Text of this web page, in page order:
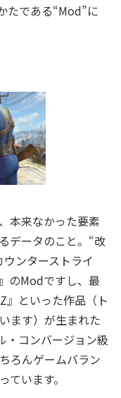
たである“Mod”に
本来なかった要素
データのこと。“改
ンターストライ
のModですし、最
』といった作品（ト
ます）が生まれた
・コンバージョン級
ろんゲームバラン
います。